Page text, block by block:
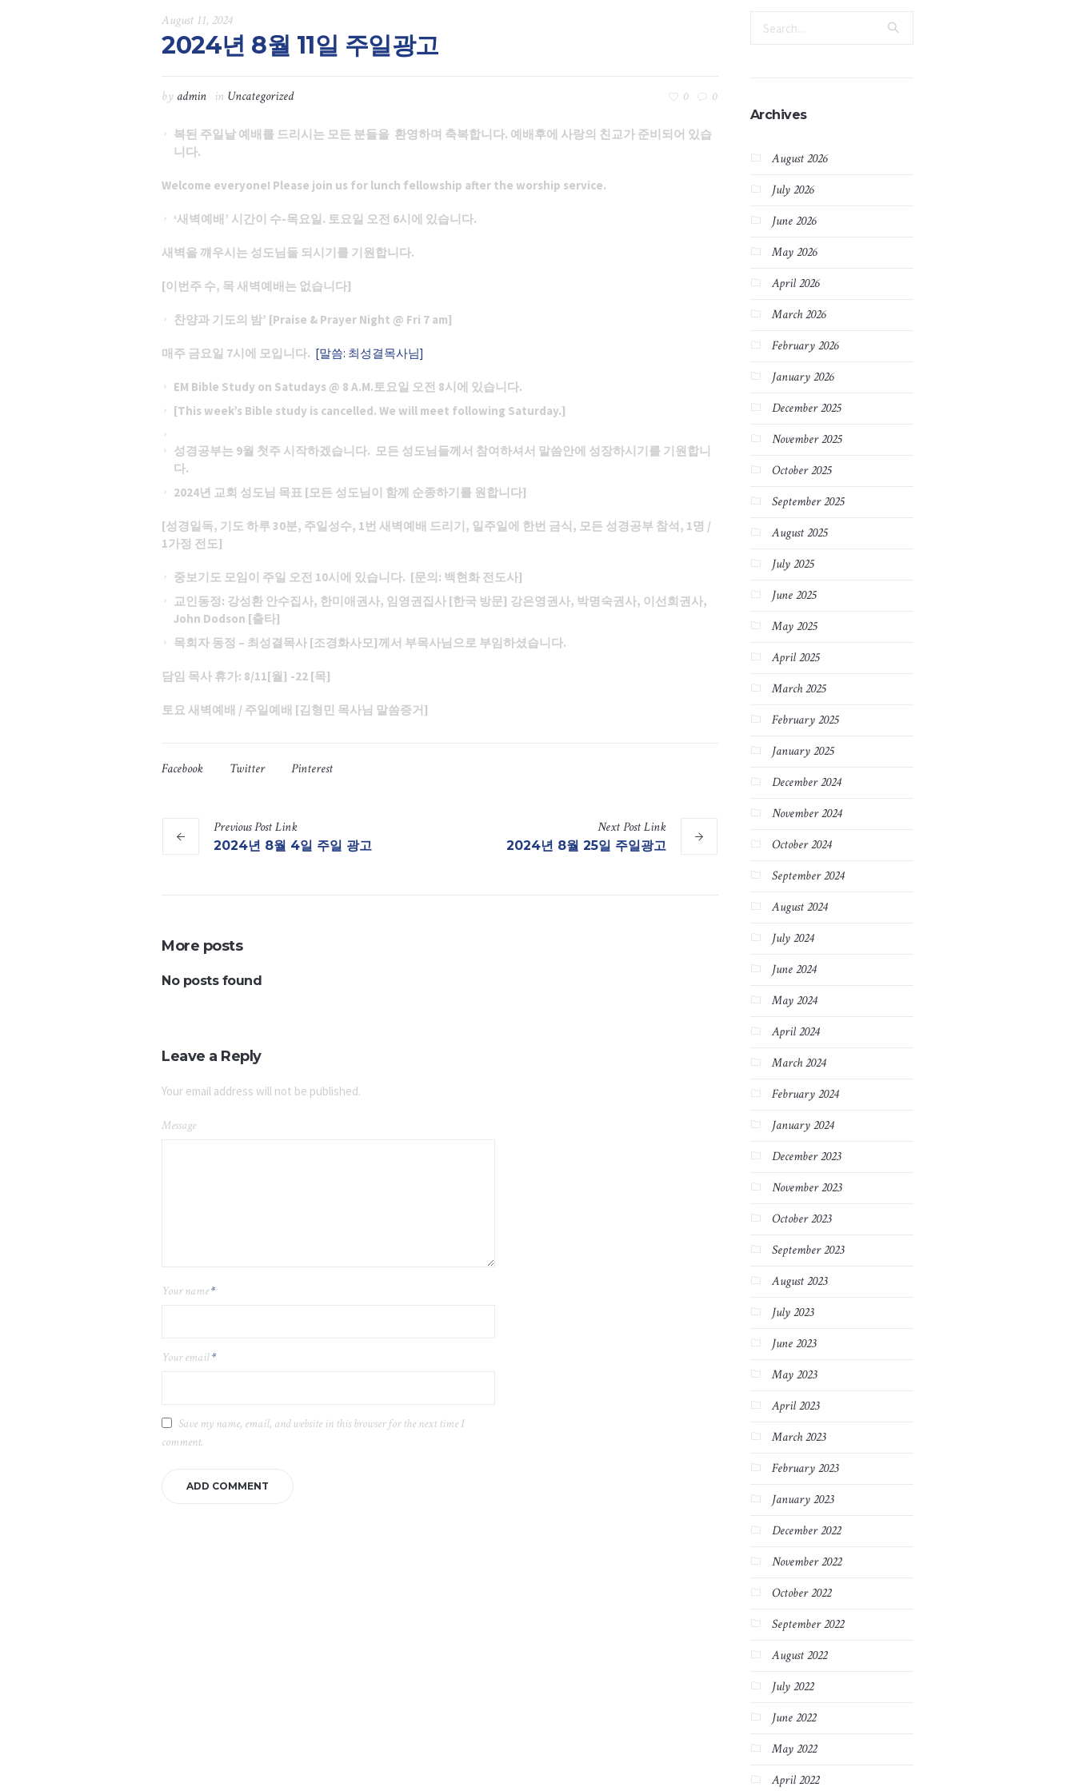
August 11, 2024
2024년 8월 11일 주일광고
by admin in Uncategorized 0 0
복된 주일날 예배를 드리시는 모든 분들을 환영하며 축복합니다. 예배후에 사랑의 친교가 준비되어 있습
니다.
Welcome everyone! Please join us for lunch fellowship after the worship service.
‘새벽예배’ 시간이 수-목요일. 토요일 오전 6시에 있습니다.
새벽을 꺠우시는 성도님들 되시기를 기원합니다.
[이번주 수, 목 새벽예배는 없습니다]
찬양과 기도의 밤’ [Praise & Prayer Night @ Fri 7 am]
매주 금요일 7시에 모입니다. [말씀: 최성결목사님]
EM Bible Study on Satudays @ 8 A.M.토요일 오전 8시에 있습니다.
[This week’s Bible study is cancelled. We will meet following Saturday.]
성경공부는 9월 첫주 시작하겠습니다. 모든 성도님들께서 참여하셔서 말씀안에 성장하시기를 기원합니
다.
2024년 교회 성도님 목표 [모든 성도님이 함께 순종하기를 원합니다]
[성경일독, 기도 하루 30분, 주일성수, 1번 새벽예배 드리기, 일주일에 한번 금식, 모든 성경공부 참석, 1명 /
1가정 전도]
중보기도 모임이 주일 오전 10시에 있습니다. [문의: 백현화 전도사]
교인동정: 강성환 안수집사, 한미애권사, 임영권집사 [한국 방문] 강은영권사, 박명숙권사, 이선희권사,
John Dodson [출타]
목회자 동정 – 최성결목사 [조경화사모]께서 부목사님으로 부임하셨습니다.
담임 목사 휴가: 8/11[월] -22 [목]
토요 새벽예배 / 주일예배 [김형민 목사님 말씀증거]
Facebook Twitter Pinterest
PreviousPostLink
2024년 8월 4일 주일 광고
NextPostLink
2024년 8월 25일 주일광고
More posts
No posts found
Leave a Reply
Your email address will not be published.
Message
Your name*
Your email*
Save my name, email, and website in this browser for the next time I
comment.
Archives
August 2026
July 2026
June 2026
May 2026
April 2026
March 2026
February 2026
January 2026
December 2025
November 2025
October 2025
September 2025
August 2025
July 2025
June 2025
May 2025
April 2025
March 2025
February 2025
January 2025
December 2024
November 2024
October 2024
September 2024
August 2024
July 2024
June 2024
May 2024
April 2024
March 2024
February 2024
January 2024
December 2023
November 2023
October 2023
September 2023
August 2023
July 2023
June 2023
May 2023
April 2023
March 2023
February 2023
January 2023
December 2022
November 2022
October 2022
September 2022
August 2022
July 2022
June 2022
May 2022
April 2022